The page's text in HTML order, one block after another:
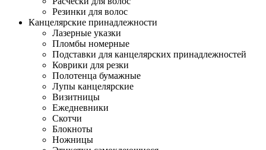
Резинки для волос
Канцелярские принадлежности
Лазерные указки
Пломбы номерные
Подставки для канцелярских принадлежностей
Коврики для резки
Полотенца бумажные
Лупы канцелярские
Визитницы
Ежедневники
Скотчи
Блокноты
Ножницы